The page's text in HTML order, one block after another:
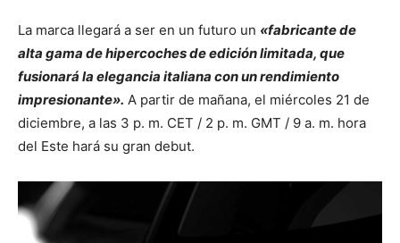
La marca llegará a ser en un futuro un «fabricante de
alta gama de hipercoches de edición limitada, que
fusionará la elegancia italiana con un rendimiento
impresionante». A partir de mañana, el miércoles 21 de
diciembre, a las 3 p. m. CET / 2 p. m. GMT / 9 a. m. hora
del Este hará su gran debut.